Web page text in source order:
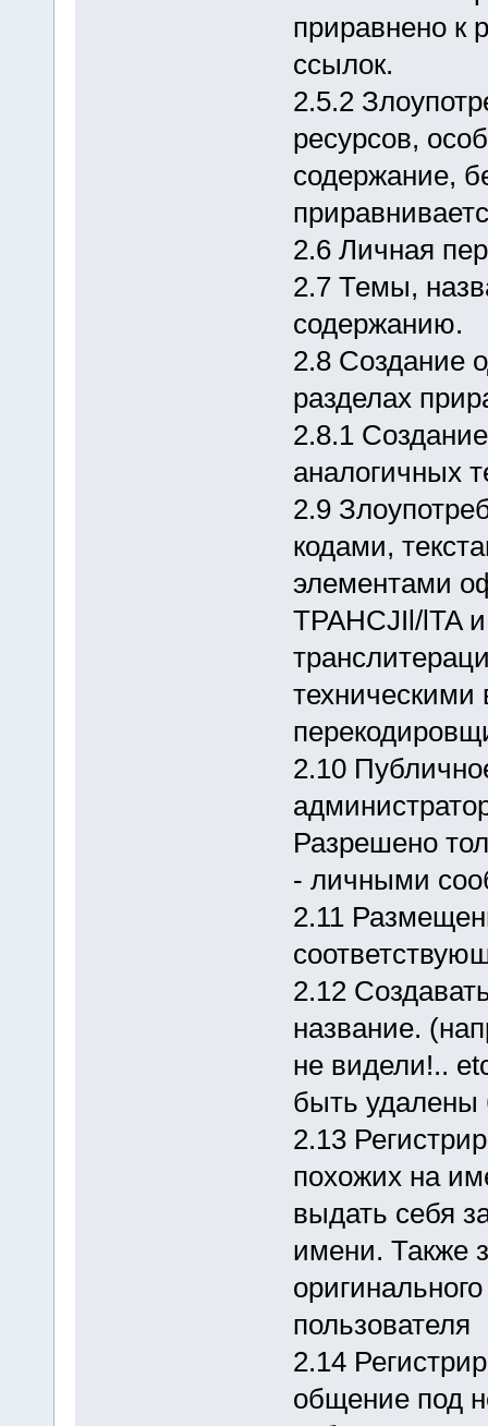
приравнено к
ссылок.
2.5.2
ресурсов,
содержание,
2.6 Личная
2.7 Темы,
содержанию.
2.8 Создание
разделах
2.8.1
аналогичных
2.9
кодами,
элементами
TPAHCJIl/lTA
техническими
2.10
Разрешено
- личными
2.11
2.12
название.
не видели!..
быть удалены
2.13
похожих на
выдать себя
имени. Также
пользователя
2.14
общение под